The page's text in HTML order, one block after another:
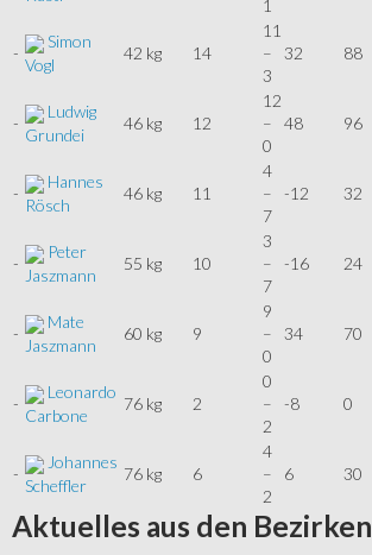
1
-
Simon
Vogl
42 kg 14
11
–
3
32 88
-
Ludwig
Grundei
46 kg 12
12
–
0
48 96
-
Hannes
Rösch
46 kg 11
4
–
7
-12 32
-
Peter
Jaszmann
55 kg 10
3
–
7
-16 24
-
Mate
Jaszmann
60 kg 9
9
–
0
34 70
-
Leonardo
Carbone
76 kg 2
0
–
2
-8 0
-
Johannes
Scheffler
76 kg 6
4
–
2
6 30
Aktuelles aus den Bezirken